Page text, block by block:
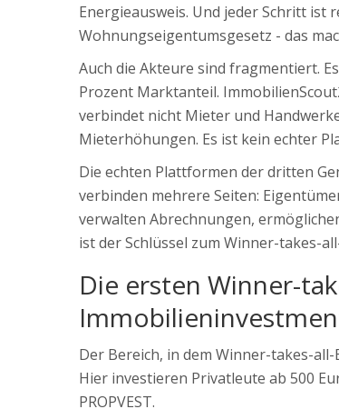
Energieausweis. Und jeder Schritt ist
Wohnungseigentumsgesetz - das
Auch die Akteure sind fragmentiert.
Prozent Marktanteil.
verbindet nicht Mieter und
Mieterhöhungen. Es ist kein echter
Die echten Plattformen der dritten
verbinden mehrere Seiten:
verwalten Abrechnungen,
ist der Schlüssel zum Winner-takes-
Die ersten Winner-
Der Bereich, in dem Winner-takes-
Hier investieren Privatleute ab 500
PROPVEST.